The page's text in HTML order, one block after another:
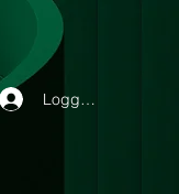
Logga in